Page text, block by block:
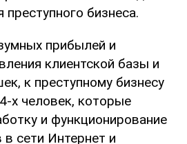
бизнеса.
прибылей и
клиентской базы и
к преступному бизнесу
х человек, которые
и функционирование
сети Интернет и